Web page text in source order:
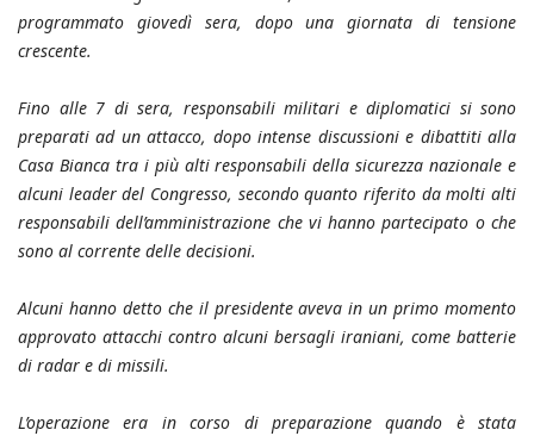
programmato giovedì sera, dopo una giornata di tensione
crescente.
Fino alle 7 di sera, responsabili militari e diplomatici si sono
preparati ad un attacco, dopo intense discussioni e dibattiti alla
Casa Bianca tra i più alti responsabili della sicurezza nazionale e
alcuni leader del Congresso, secondo quanto riferito da molti alti
responsabili dell’amministrazione che vi hanno partecipato o che
sono al corrente delle decisioni.
Alcuni hanno detto che il presidente aveva in un primo momento
approvato attacchi contro alcuni bersagli iraniani, come batterie
di radar e di missili.
L’operazione era in corso di preparazione quando è stata